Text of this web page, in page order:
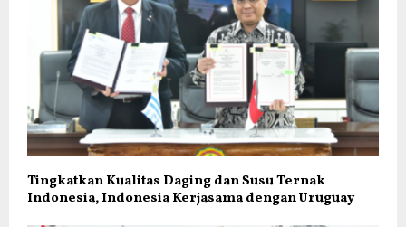
Tingkatkan Kualitas Daging dan Susu Ternak
Indonesia, Indonesia Kerjasama dengan Uruguay